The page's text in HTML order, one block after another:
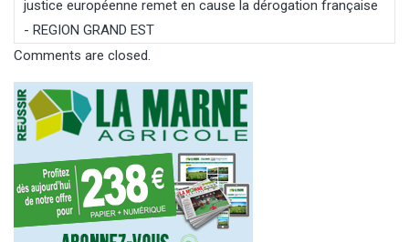
justice européenne remet en cause la dérogation française
- REGION GRAND EST
Comments are closed.